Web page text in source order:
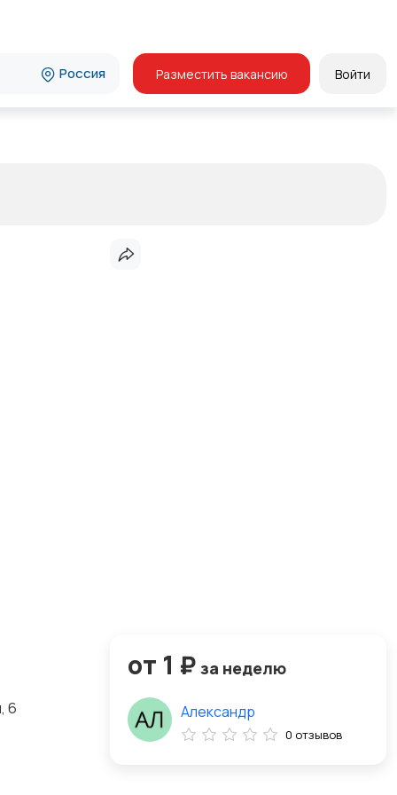
Россия Разместить вакансию Войти
6
от 1 ₽ за неделю
Александр
0 отзывов